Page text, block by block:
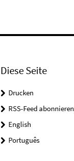
Diese Seite
Drucken
RSS-Feed abonnieren
English
Português